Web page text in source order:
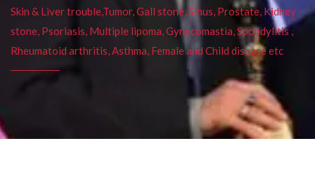
Skin & Liver trouble,Tumor, Gall stone, Sinus, Prostate, Kidney
stone, Psoriasis, Multiple lipoma, Gynecomastia, Spondylitis ,
Rheumatoid arthritis, Asthma, Female and Child disease etc